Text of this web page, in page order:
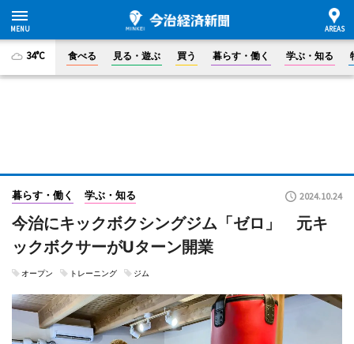
34°C 食べる 見る・遊ぶ 買う 暮らす・働く 学ぶ・知る
暮らす・働く 学ぶ・知る 2024.10.24
今治にキックボクシングジム「ゼロ」 元キ
ックボクサーがUターン開業
オープン トレーニング ジム